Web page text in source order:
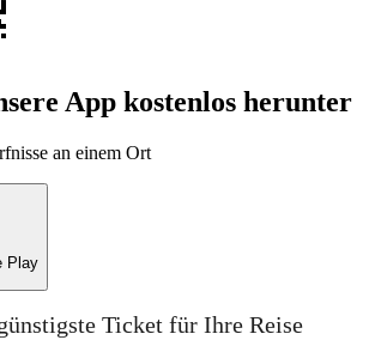
App kostenlos herunter
an einem Ort
Play
Ticket für Ihre Reise